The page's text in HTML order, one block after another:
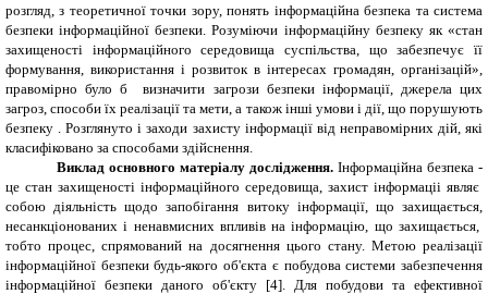
розгляд, з теоретичної точки зору, понять інформаційна безпека та система
безпеки інформаційної безпеки. Розуміючи інформаційну безпеку як «стан
захищеності інформаційного середовища суспільства, що забезпечує її
формування, використання і розвиток в інтересах громадян, організацій»,
правомірно було б визначити загрози безпеки інформації, джерела цих
загроз, способи їх реалізації та мети, а також інші умови і дії, що порушують
безпеку . Розглянутоі заходи захисту інформації від неправомірних дій, які
класифіковано за способами здійснення.
Виклад основного матеріалу дослідження.Інформаційна безпека -
це стан захищеності інформаційного середовища, захист інформаціі являє
собою діяльність щодо запобігання витоку інформації, що захищається,
несанкціонованих і ненавмисних впливів на інформацію, що захищається,
тобто процес, спрямований на досягнення цього стану. Метою реалізації
інформаційної безпеки будь-якого об'єкта є побудова системи забезпечення
інформаційної безпеки даного об'єкту [4]. Для побудови та ефективної